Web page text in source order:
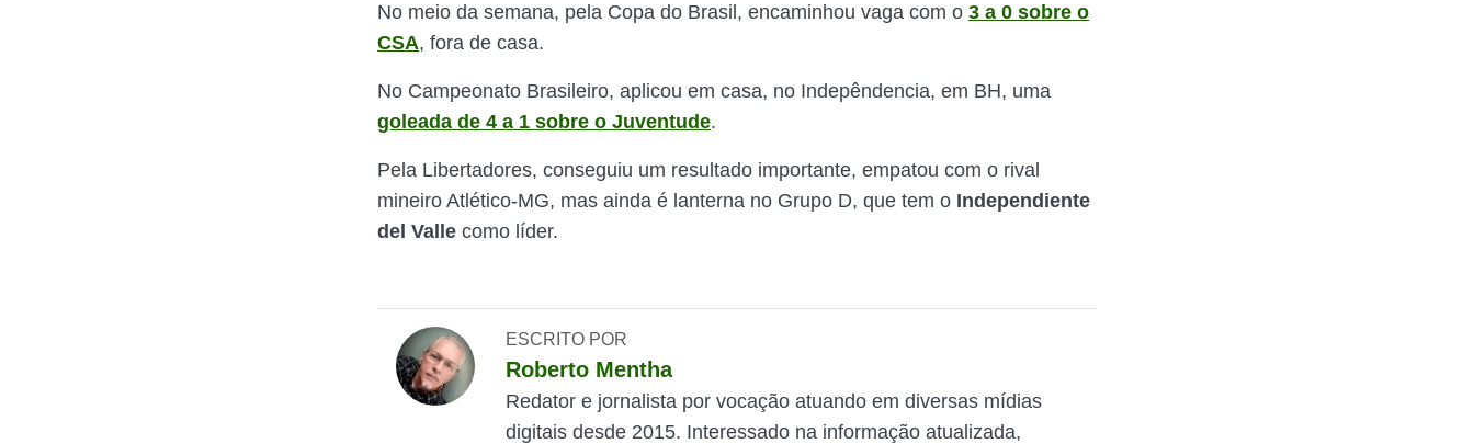
No meio da semana, pela Copa do Brasil, encaminhou vaga com o 3 a 0 sobre o
CSA, fora de casa.
No Campeonato Brasileiro, aplicou em casa, no Indepêndencia, em BH, uma
goleada de 4 a 1 sobre o Juventude.
Pela Libertadores, conseguiu um resultado importante, empatou com o rival
mineiro Atlético-MG, mas ainda é lanterna no Grupo D, que tem o Independiente
del Valle como líder.
ESCRITO POR
Roberto Mentha
Redator e jornalista por vocação atuando em diversas mídias
digitais desde 2015. Interessado na informação atualizada,